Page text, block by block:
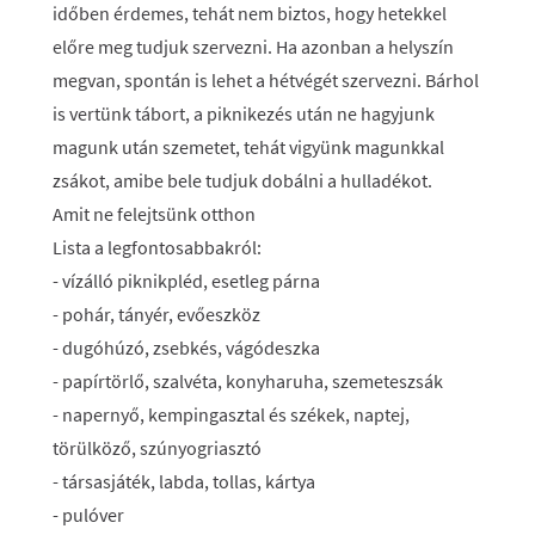
időben érdemes, tehát nem biztos, hogy hetekkel
előre meg tudjuk szervezni. Ha azonban a helyszín
megvan, spontán is lehet a hétvégét szervezni. Bárhol
is vertünk tábort, a piknikezés után ne hagyjunk
magunk után szemetet, tehát vigyünk magunkkal
zsákot, amibe bele tudjuk dobálni a hulladékot.
Amit ne felejtsünk otthon
Lista a legfontosabbakról:
- vízálló piknikpléd, esetleg párna
- pohár, tányér, evőeszköz
- dugóhúzó, zsebkés, vágódeszka
- papírtörlő, szalvéta, konyharuha, szemeteszsák
- napernyő, kempingasztal és székek, naptej,
törülköző, szúnyogriasztó
- társasjáték, labda, tollas, kártya
- pulóver